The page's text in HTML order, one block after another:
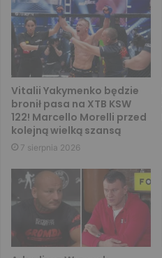
Vitalii Yakymenko będzie
bronił pasa na XTB KSW
122! Marcello Morelli przed
kolejną wielką szansą
7 sierpnia 2026